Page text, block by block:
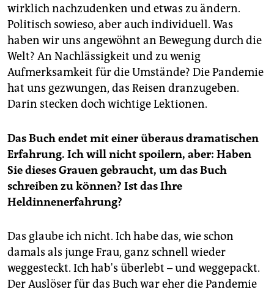
wirklich nachzudenken und etwas zu ändern.
Politisch sowieso, aber auch individuell. Was
haben wir uns angewöhnt an Bewegung durch die
Welt? An Nachlässigkeit und zu wenig
Aufmerksamkeit für die Umstände? Die Pandemie
hat uns gezwungen, das Reisen dranzugeben.
Darin stecken doch wichtige Lektionen.
Das Buch endet mit einer überaus dramatischen
Erfahrung. Ich will nicht spoilern, aber: Haben
Sie dieses Grauen gebraucht, um das Buch
schreiben zu können? Ist das Ihre
Heldinnenerfahrung?
Das glaube ich nicht. Ich habe das, wie schon
damals als junge Frau, ganz schnell wieder
weggesteckt. Ich hab's überlebt – und weggepackt.
Der Auslöser für das Buch war eher die Pandemie